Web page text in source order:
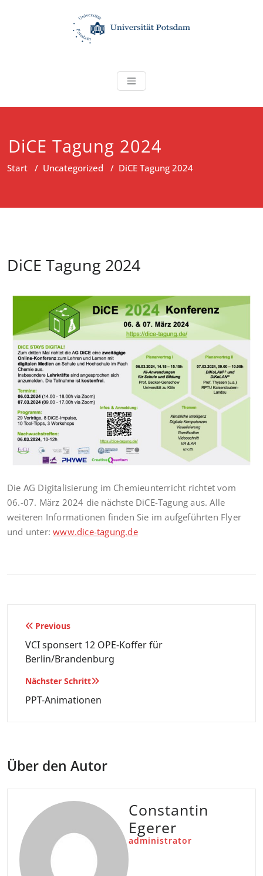
banerji-lab
DiCE Tagung 2024
Start / Uncategorized / DiCE Tagung 2024
DiCE Tagung 2024
Die AG Digitalisierung im Chemieunterricht richtet vom
06.-07. März 2024 die nächste DiCE-Tagung aus. Alle
weiteren Informationen finden Sie im aufgeführten Flyer
und unter:www.dice-tagung.de
Beitragsnavigation
Previous
VCI sponsert 12 OPE-Koffer für
Berlin/Brandenburg
Nächster Schritt
PPT-Animationen
Über den Autor
Constantin
Egerer
administrator